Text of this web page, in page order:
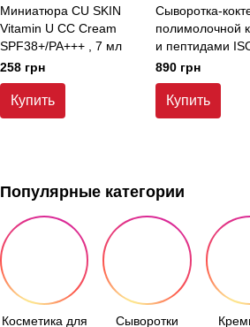
Миниатюра CU SKIN
Vitamin U CC Cream
SPF38+/PA+++ , 7 мл
258 грн
Купить
Сыворотка-
полимолочной
и пептидами
Sorex Meso Fills
890 грн
Купить
Популярные категории
Косметика для
Сыворотки